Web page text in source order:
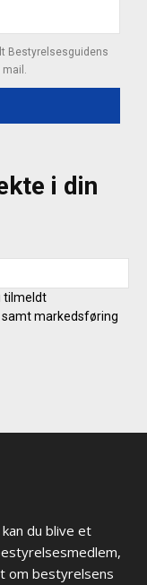
Bestyrelsesguidens
mail.
i din
tilmeldt
samt markedsføring
du blive et
om bestyrelsens